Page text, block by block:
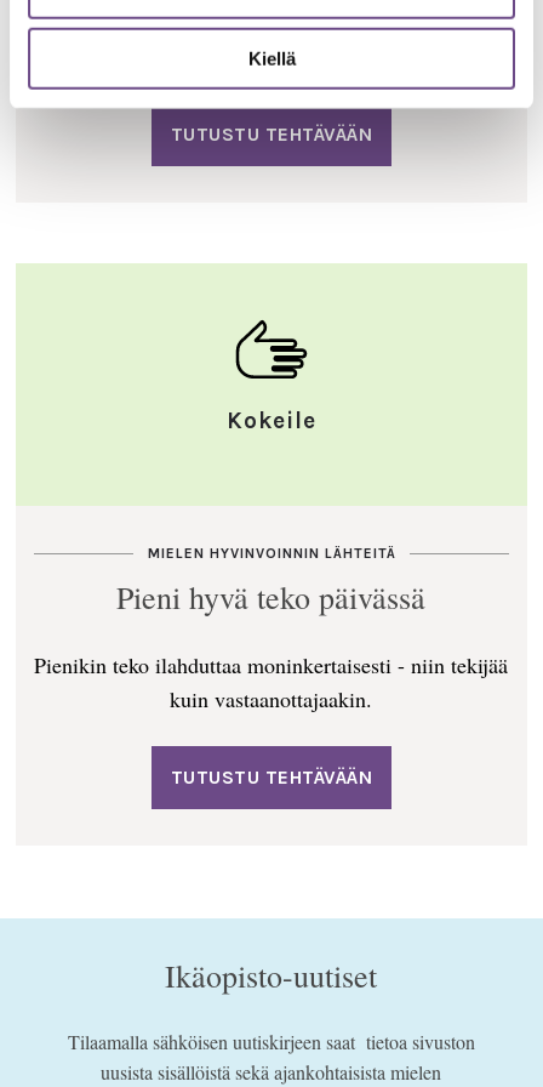
Kiellä
Muistot rakentavat siltaa menneisyyteen,
nykyisyyteen ja tulevaan
TUTUSTU TEHTÄVÄÄN
Kokeile
MIELEN HYVINVOINNIN LÄHTEITÄ
Pieni hyvä teko päivässä
Pienikin teko ilahduttaa moninkertaisesti - niin tekijää
kuin vastaanottajaakin.
TUTUSTU TEHTÄVÄÄN
Ikäopisto-uutiset
Tilaamalla sähköisen uutiskirjeen saat tietoa sivuston
uusista sisällöistä sekä ajankohtaisista mielen